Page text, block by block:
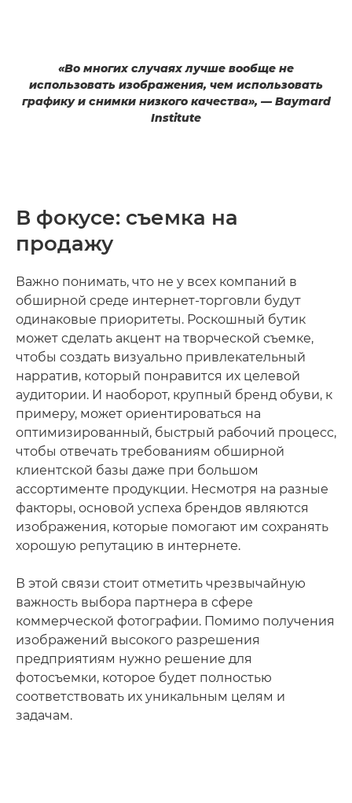
«Во многих случаях лучше вообще не
использовать изображения, чем использовать
графику и снимки низкого качества», — Baymard
Institute
В фокусе: съемка на
продажу
Важно понимать, что не у всех компаний в
обширной среде интернет-торговли будут
одинаковые приоритеты. Роскошный бутик
может сделать акцент на творческой съемке,
чтобы создать визуально привлекательный
нарратив, который понравится их целевой
аудитории. И наоборот, крупный бренд обуви, к
примеру, может ориентироваться на
оптимизированный, быстрый рабочий процесс,
чтобы отвечать требованиям обширной
клиентской базы даже при большом
ассортименте продукции. Несмотря на разные
факторы, основой успеха брендов являются
изображения, которые помогают им сохранять
хорошую репутацию в интернете.
В этой связи стоит отметить чрезвычайную
важность выбора партнера в сфере
коммерческой фотографии. Помимо получения
изображений высокого разрешения
предприятиям нужно решение для
фотосъемки, которое будет полностью
соответствовать их уникальным целям и
задачам.